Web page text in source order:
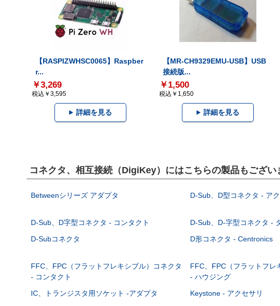
【RASPIZWHSC0065】Raspber
r...
￥3,269
税込￥3,595
詳細を見る
【MR-CH9329EMU-USB】USB
接続版...
￥1,500
税込￥1,650
詳細を見る
コネクタ、相互接続（DigiKey）にはこちらの製品もござい
Betweenシリーズ アダプタ D-Sub、D型コネクタ - ア
D-Sub、D字型コネクタ - コンタクト D-Sub、D-字型コネクタ -
D-Subコネクタ
D形コネクタ - Centronics
FFC、FPC（フラットフレキシブル）コネクタ
- コンタクト
FFC、FPC（フラットフレ
- ハウジング
IC、トランジスタ用ソケット -アダプタ Keystone - アクセサリ